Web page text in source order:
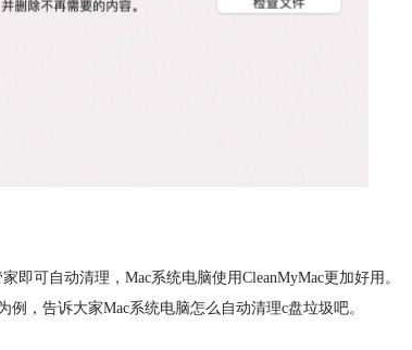
可自动清理，Mac系统电脑使用CleanMyMac更加好用。
，告诉大家Mac系统电脑怎么自动清理c盘垃圾吧。